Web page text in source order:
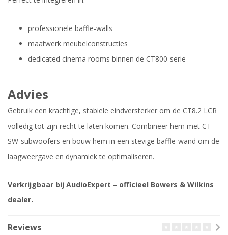
professionele baffle-walls
maatwerk meubelconstructies
dedicated cinema rooms binnen de CT800-serie
Advies
Gebruik een krachtige, stabiele eindversterker om de CT8.2 LCR
volledig tot zijn recht te laten komen. Combineer hem met CT
SW-subwoofers en bouw hem in een stevige baffle-wand om de
laagweergave en dynamiek te optimaliseren.
Verkrijgbaar bij AudioExpert – officieel Bowers & Wilkins
dealer.
Reviews